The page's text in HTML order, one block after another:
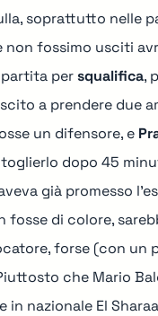
soprattutto nelle
non fossimo usciti
persqualifica,
a prendere due
un difensore, e
dopo 45
già promesso
fosse di colore,
forse (con un
che Mario
in nazionale El